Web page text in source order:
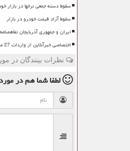
سقوط دسته جمعی نرخها در بازار
سقوط آزاد قیمت خودرو در بازار
ایران و جمهوری آذربایجان
اختصاصی خبرآنلاین از واردات 27 میلیون لیتری تا بازگشت ناترازی
نظرات بینندگان در
لطفا شما همدر